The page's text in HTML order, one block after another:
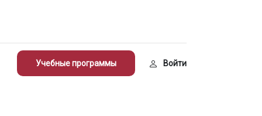
Учебные программы Войти